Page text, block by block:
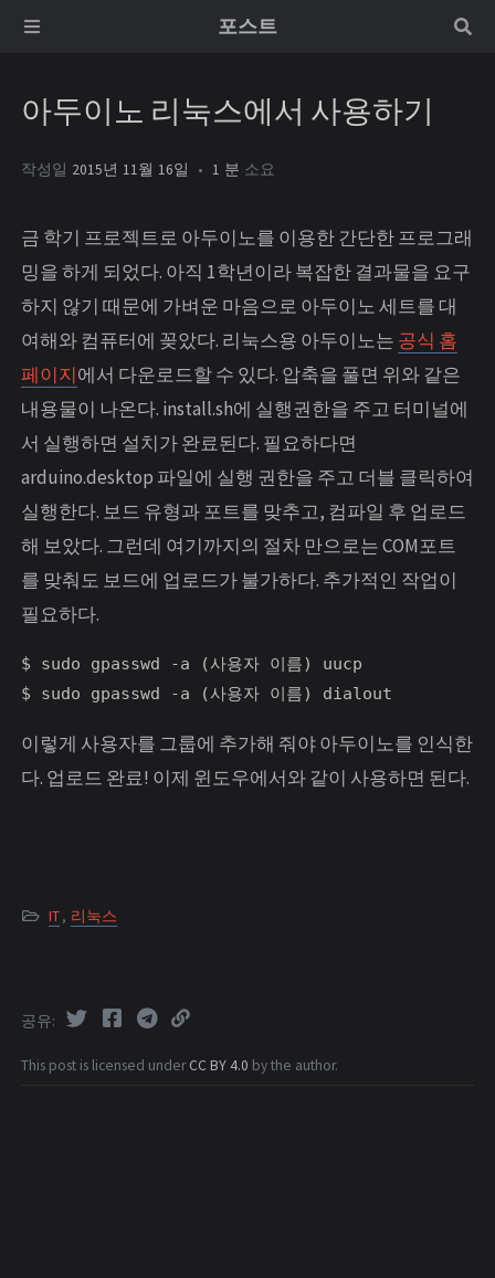
포스트
아두이노 리눅스에서 사용하기
작성일 2015년 11월 16일 1 분 소요
금 학기 프로젝트로 아두이노를 이용한 간단한 프로그래
밍을 하게 되었다. 아직 1학년이라 복잡한 결과물을 요구
하지 않기 때문에 가벼운 마음으로 아두이노 세트를 대
여해와 컴퓨터에 꽂았다. 리눅스용 아두이노는 공식 홈
페이지에서 다운로드할 수 있다. 압축을 풀면 위와 같은
내용물이 나온다. install.sh에 실행권한을 주고 터미널에
서 실행하면 설치가 완료된다. 필요하다면
arduino.desktop 파일에 실행 권한을 주고 더블 클릭하여
실행한다. 보드 유형과 포트를 맞추고, 컴파일 후 업로드
해 보았다. 그런데 여기까지의 절차 만으로는 COM포트
를 맞춰도 보드에 업로드가 불가하다. 추가적인 작업이
필요하다.
$ sudo gpasswd -a (사용자 이름) uucp
$ sudo gpasswd -a (사용자 이름) dialout
이렇게 사용자를 그룹에 추가해 줘야 아두이노를 인식한
다. 업로드 완료! 이제 윈도우에서와 같이 사용하면 된다.
IT, 리눅스
This post is licensed underCC BY 4.0 by the author.
공유